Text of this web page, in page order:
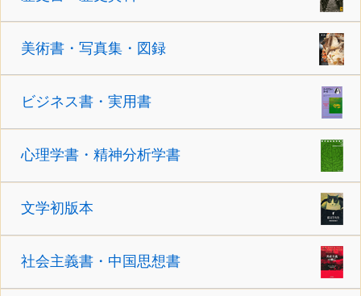
美術書・写真集・図録
ビジネス書・実用書
心理学書・精神分析学書
文学初版本
社会主義書・中国思想書